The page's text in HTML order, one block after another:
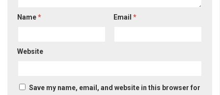
Name* Email*
Website
Save my name, email, and website in this browser for